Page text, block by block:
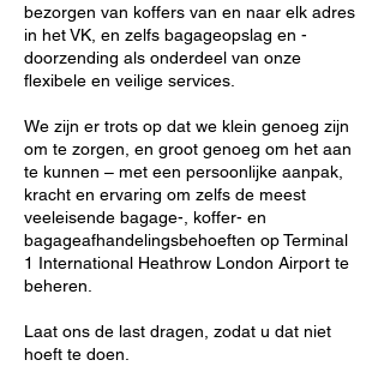
bezorgen van koffers van en naar elk adres
in het VK, en zelfs bagageopslag en -
doorzending als onderdeel van onze
flexibele en veilige services.
We zijn er trots op dat we klein genoeg zijn
om te zorgen, en groot genoeg om het aan
te kunnen – met een persoonlijke aanpak,
kracht en ervaring om zelfs de meest
veeleisende bagage-, koffer- en
bagageafhandelingsbehoeften op Terminal
1 International Heathrow London Airport te
beheren.
Laat ons de last dragen, zodat u dat niet
hoeft te doen.